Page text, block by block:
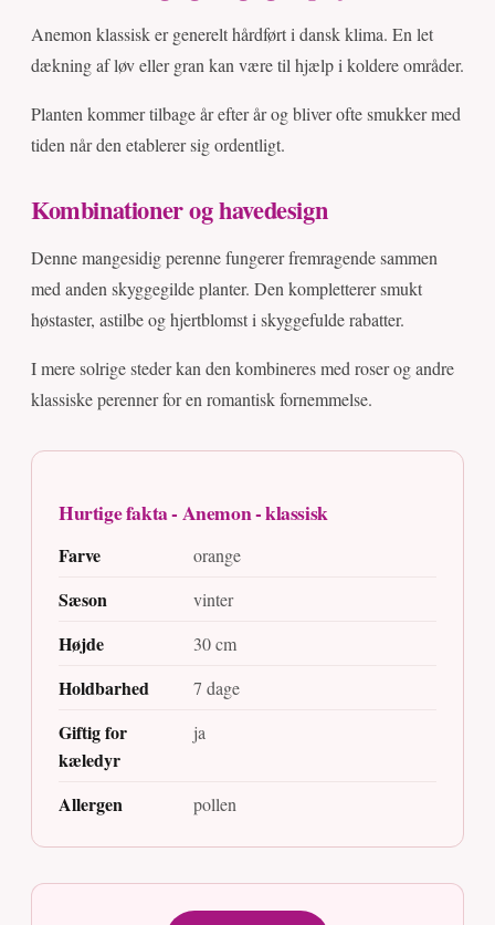
Anemon klassisk er generelt hårdført i dansk klima. En let
dækning af løv eller gran kan være til hjælp i koldere områder.
Planten kommer tilbage år efter år og bliver ofte smukker med
tiden når den etablerer sig ordentligt.
Kombinationer og havedesign
Denne mangesidig perenne fungerer fremragende sammen
med anden skyggegilde planter. Den kompletterer smukt
høstaster, astilbe og hjertblomst i skyggefulde rabatter.
I mere solrige steder kan den kombineres med roser og andre
klassiske perenner for en romantisk fornemmelse.
Hurtige fakta - Anemon - klassisk
Farve orange
Sæson vinter
Højde 30 cm
Holdbarhed 7 dage
Giftig for
kæledyr
ja
Allergen pollen